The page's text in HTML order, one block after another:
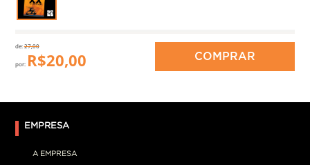
de:27,00
por: R$20,00 COMPRAR
EMPRESA
A EMPRESA